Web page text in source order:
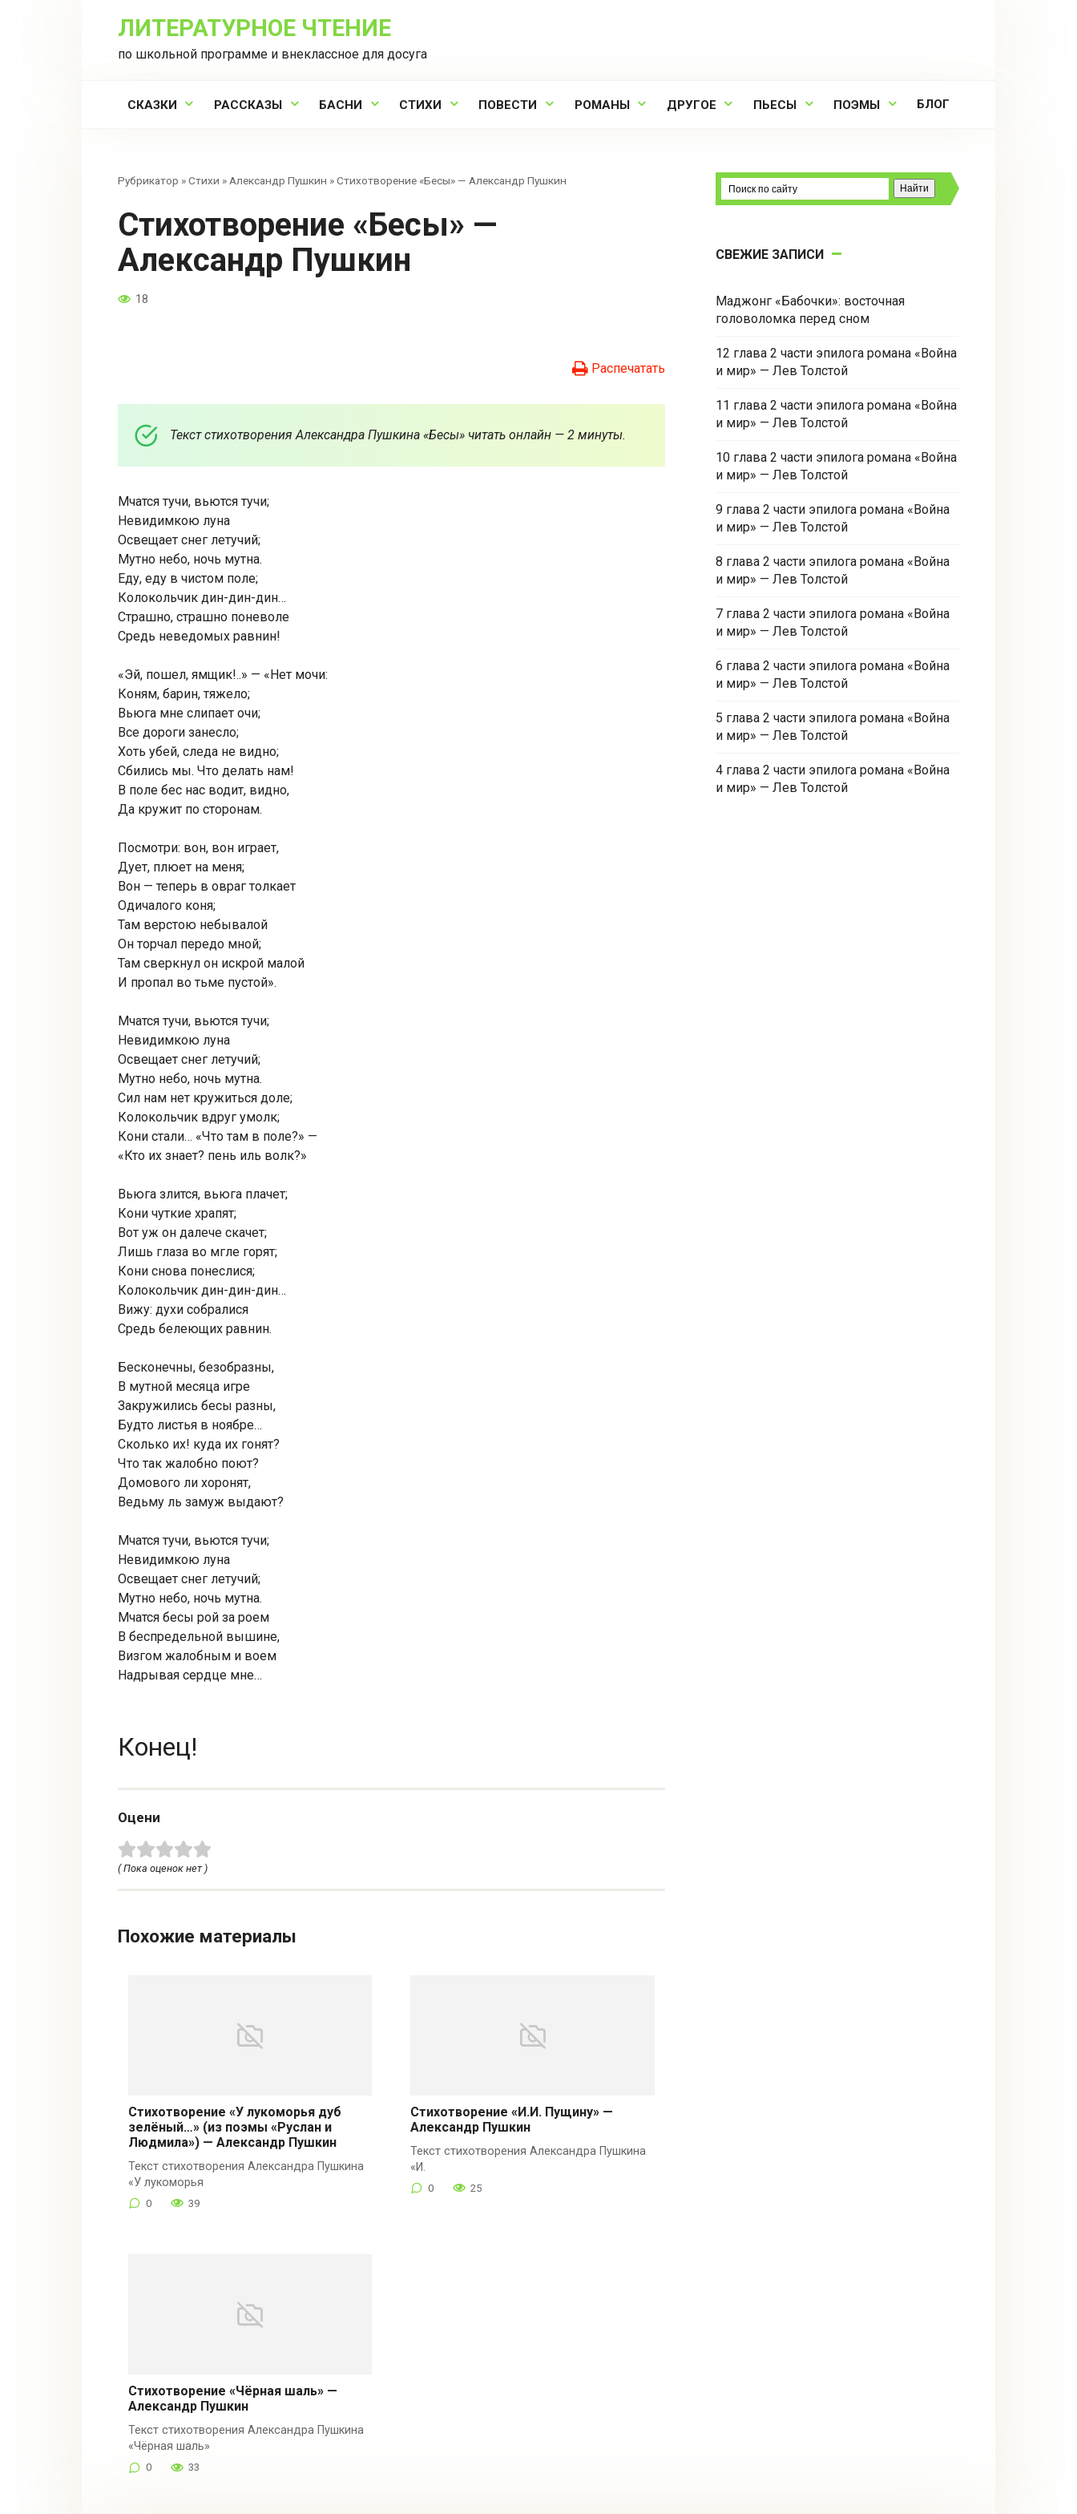
ЛИТЕРАТУРНОЕ ЧТЕНИЕ
по школьной программе и внеклассное для досуга
СКАЗКИ РАССКАЗЫ БАСНИ СТИХИ ПОВЕСТИ РОМАНЫ ДРУГОЕ ПЬЕСЫ ПОЭМЫ БЛОГ
Рубрикатор »Стихи » Александр Пушкин »Стихотворение «Бесы» — Александр Пушкин
Стихотворение «Бесы» —
Александр Пушкин
18
Распечатать
Текст стихотворения Александра Пушкина «Бесы» читать онлайн — 2 минуты.
Мчатся тучи, вьются тучи;
Невидимкою луна
Освещает снег летучий;
Мутно небо, ночь мутна.
Еду, еду в чистом поле;
Колокольчик дин-дин-дин…
Страшно, страшно поневоле
Средь неведомых равнин!
«Эй, пошел, ямщик!..» — «Нет мочи:
Коням, барин, тяжело;
Вьюга мне слипает очи;
Все дороги занесло;
Хоть убей, следа не видно;
Сбились мы. Что делать нам!
В поле бес нас водит, видно,
Да кружит по сторонам.
Посмотри: вон, вон играет,
Дует, плюет на меня;
Вон — теперь в овраг толкает
Одичалого коня;
Там верстою небывалой
Он торчал передо мной;
Там сверкнул он искрой малой
И пропал во тьме пустой».
Мчатся тучи, вьются тучи;
Невидимкою луна
Освещает снег летучий;
Мутно небо, ночь мутна.
Сил нам нет кружиться доле;
Колокольчик вдруг умолк;
Кони стали… «Что там в поле?» —
«Кто их знает? пень иль волк?»
Вьюга злится, вьюга плачет;
Кони чуткие храпят;
Вот уж он далече скачет;
Лишь глаза во мгле горят;
Кони снова понеслися;
Колокольчик дин-дин-дин…
Вижу: духи собралися
Средь белеющих равнин.
Бесконечны, безобразны,
В мутной месяца игре
Закружились бесы разны,
Будто листья в ноябре…
Сколько их! куда их гонят?
Что так жалобно поют?
Домового ли хоронят,
Ведьму ль замуж выдают?
Мчатся тучи, вьются тучи;
Невидимкою луна
Освещает снег летучий;
Мутно небо, ночь мутна.
Мчатся бесы рой за роем
В беспредельной вышине,
Визгом жалобным и воем
Надрывая сердце мне…
Конец!
Оцени
( Пока оценок нет )
Похожие материалы
Стихотворение «У лукоморья дуб
зелёный…» (из поэмы «Руслан и
Людмила») — Александр Пушкин
Текст стихотворения Александра Пушкина
«У лукоморья
0 39
Стихотворение «И.И. Пущину» —
Александр Пушкин
Текст стихотворения Александра Пушкина
«И.
0 25
Стихотворение «Чёрная шаль» —
Александр Пушкин
Текст стихотворения Александра Пушкина
«Чёрная шаль»
0 33
СВЕЖИЕ ЗАПИСИ
Маджонг «Бабочки»: восточная
головоломка перед сном
12 глава 2 части эпилога романа «Война
и мир» — Лев Толстой
11 глава 2 части эпилога романа «Война
и мир» — Лев Толстой
10 глава 2 части эпилога романа «Война
и мир» — Лев Толстой
9 глава 2 части эпилога романа «Война
и мир» — Лев Толстой
8 глава 2 части эпилога романа «Война
и мир» — Лев Толстой
7 глава 2 части эпилога романа «Война
и мир» — Лев Толстой
6 глава 2 части эпилога романа «Война
и мир» — Лев Толстой
5 глава 2 части эпилога романа «Война
и мир» — Лев Толстой
4 глава 2 части эпилога романа «Война
и мир» — Лев Толстой